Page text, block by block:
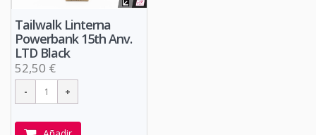
Tailwalk Linterna
Powerbank 15th Anv.
LTD Black
52,50 €